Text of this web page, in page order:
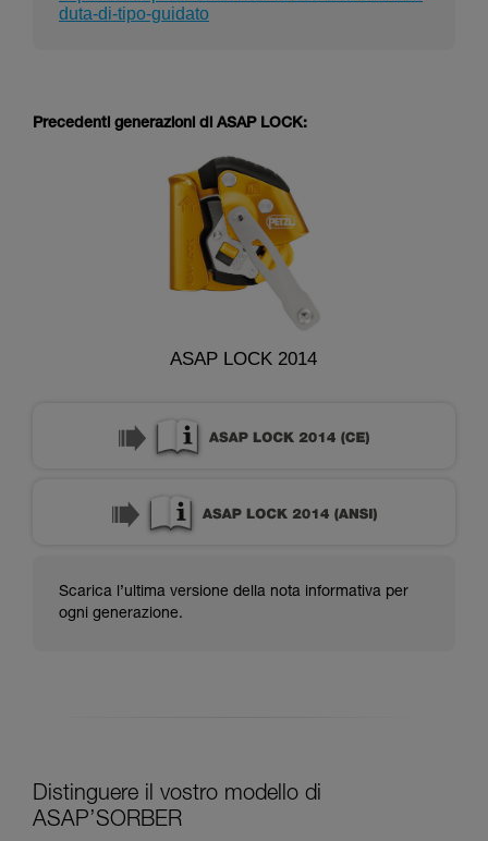
duta-di-tipo-guidato
Precedenti generazioni di ASAP LOCK:
ASAP LOCK 2014
Scarica l’ultima versione della nota informativa per
ogni generazione.
Distinguere il vostro modello di
ASAP’SORBER